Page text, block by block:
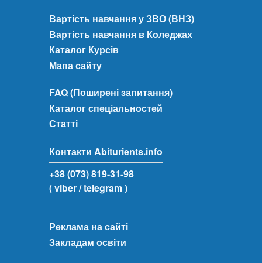
Вартість навчання у ЗВО (ВНЗ)
Вартість навчання в Коледжах
Каталог Курсів
Мапа сайту
FAQ (Поширені запитання)
Каталог спеціальностей
Статті
Контакти Abiturients.info
+38 (073) 819-31-98
( viber/ telegram )
Реклама на сайті
Закладам освіти